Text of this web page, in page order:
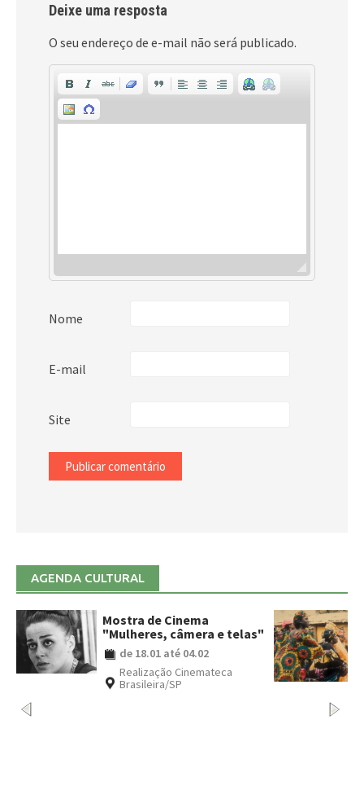
Deixe uma resposta
O seu endereço de e-mail não será publicado.
Nome
E-mail
Site
AGENDA CULTURAL
Mostra de Cinemas
Africanos
de 05.09 até 13.09
Realização Sesc São Paulo/SP